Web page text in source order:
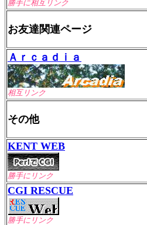
勝手に相互リンク
お友達関連ページ
Ａｒｃａｄｉａ
相互リンク
その他
KENT WEB
勝手にリンク
CGI RESCUE
勝手にリンク